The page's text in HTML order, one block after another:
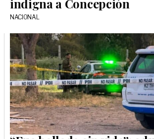
indigna a Concepción
NACIONAL